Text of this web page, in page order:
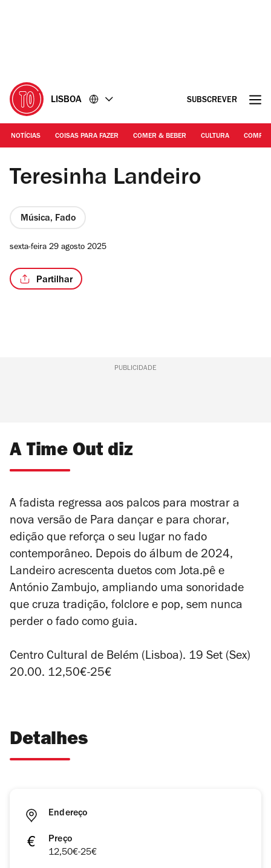
LISBOA SUBSCREVER
NOTÍCIAS COISAS PARA FAZER COMER & BEBER CULTURA
DR | Teresinha Landeiro
Teresinha Landeiro
Música, Fado
sexta-feira 29 agosto 2025
Partilhar
PUBLICIDADE
A Time Out diz
A fadista regressa aos palcos para mostrar a
nova versão de Para dançar e para chorar,
edição que reforça o seu lugar no fado
contemporâneo. Depois do álbum de 2024,
Landeiro acrescenta duetos com Jota.pê e
António Zambujo, ampliando uma sonoridade
que cruza tradição, folclore e pop, sem nunca
perder o fado como guia.
Centro Cultural de Belém (Lisboa). 19 Set (Sex)
20.00. 12,50€-25€
Detalhes
Endereço
Preço
12,50€-25€